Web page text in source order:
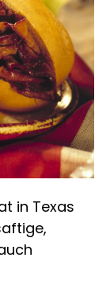
in Texas